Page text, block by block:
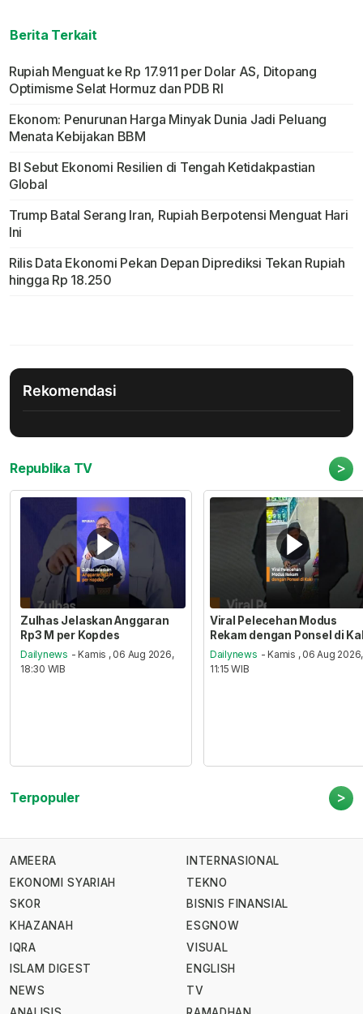
Berita Terkait
Rupiah Menguat ke Rp 17.911 per Dolar AS, Ditopang
Optimisme Selat Hormuz dan PDB RI
Ekonom: Penurunan Harga Minyak Dunia Jadi Peluang
Menata Kebijakan BBM
BI Sebut Ekonomi Resilien di Tengah Ketidakpastian
Global
Trump Batal Serang Iran, Rupiah Berpotensi Menguat Hari
Ini
Rilis Data Ekonomi Pekan Depan Diprediksi Tekan Rupiah
hingga Rp 18.250
Rekomendasi
Republika TV >
Zulhas Jelaskan Anggaran
Rp3 M per Kopdes
Dailynews - Kamis , 06 Aug 2026,
18:30 WIB
Viral Pelecehan Modus
Rekam dengan Ponsel di
Dailynews - Kamis , 06 Aug 2026,
11:15 WIB
Terpopuler >
AMEERA
EKONOMI SYARIAH
SKOR
KHAZANAH
IQRA
ISLAM DIGEST
NEWS
INTERNASIONAL
TEKNO
BISNIS FINANSIAL
ESGNOW
VISUAL
ENGLISH
TV